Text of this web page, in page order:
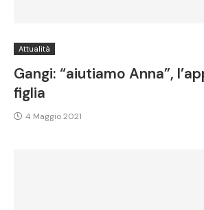
Attualità
Gangi: “aiutiamo Anna”,
figlia
4 Maggio 2021